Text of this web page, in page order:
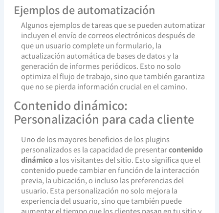
Ejemplos de automatización
Algunos ejemplos de tareas que se pueden automatizar
incluyen el envío de correos electrónicos después de
que un usuario complete un formulario, la
actualización automática de bases de datos y la
generación de informes periódicos. Esto no solo
optimiza el flujo de trabajo, sino que también garantiza
que no se pierda información crucial en el camino.
Contenido dinámico:
Personalización para cada cliente
Uno de los mayores beneficios de los plugins
personalizados es la capacidad de presentarcontenido
dinámicoa los visitantes del sitio. Esto significa que el
contenido puede cambiar en función de la interacción
previa, la ubicación, o incluso las preferencias del
usuario. Esta personalización no solo mejora la
experiencia del usuario, sino que también puede
aumentar el tiempo que los clientes pasan en tu sitio y,